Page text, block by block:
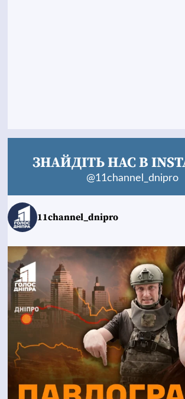
ЗНАЙДІТЬ НАС В
@11channel_dnipro
11channel_dnipro